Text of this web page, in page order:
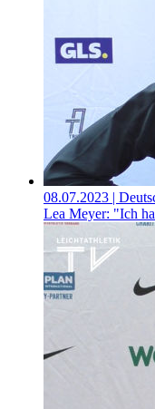
08.07.2023 |
Lea Meyer: "Ich